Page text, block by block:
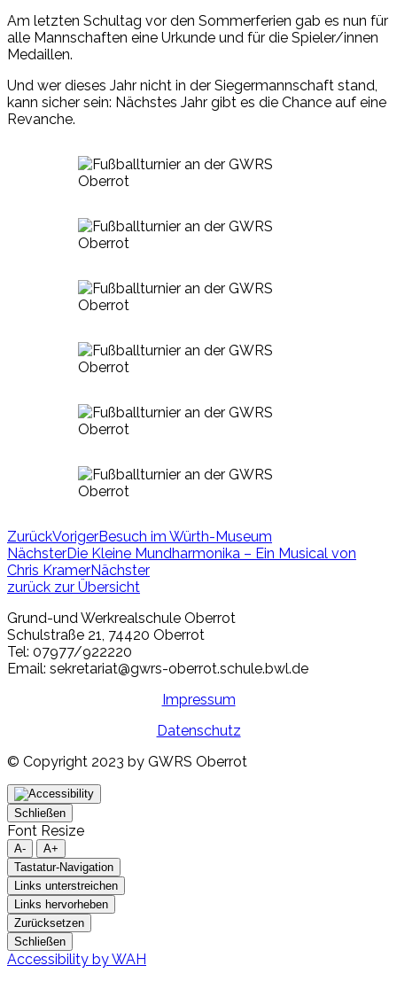
Am letzten Schultag vor den Sommerferien gab es nun für
alle Mannschaften eine Urkunde und für die Spieler/innen
Medaillen.
Und wer dieses Jahr nicht in der Siegermannschaft stand,
kann sicher sein: Nächstes Jahr gibt es die Chance auf eine
Revanche.
ZurückVorigerBesuch im Würth-Museum
NächsterDie Kleine Mundharmonika – Ein Musical von
Chris KramerNächster
zurück zur Übersicht
Grund-und Werkrealschule Oberrot
Schulstraße 21, 74420 Oberrot​
Tel: 07977/922220
Email: sekretariat@gwrs-oberrot.schule.bwl.de
Impressum
Datenschutz
© Copyright 2023 by GWRS Oberrot
Schließen
Font Resize
A-
A+
Tastatur-Navigation
Links unterstreichen
Links hervorheben
Zurücksetzen
Schließen
Accessibility by WAH